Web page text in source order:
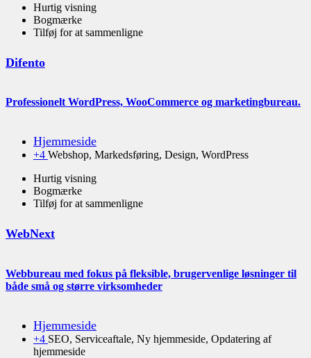
Hurtig visning
Bogmærke
Tilføj for at sammenligne
Difento
Professionelt WordPress, WooCommerce og marketingbureau.
Hjemmeside
+4 Webshop, Markedsføring, Design, WordPress
Hurtig visning
Bogmærke
Tilføj for at sammenligne
WebNext
Webbureau med fokus på fleksible, brugervenlige løsninger til
både små og større virksomheder
Hjemmeside
+4 SEO, Serviceaftale, Ny hjemmeside, Opdatering af
hjemmeside